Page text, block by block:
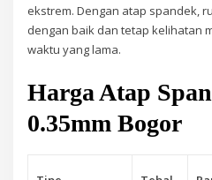
ekstrem. Dengan atap spandek,
dengan baik dan tetap kelihatan
waktu yang lama.
Harga Atap
0.35mm Bogor